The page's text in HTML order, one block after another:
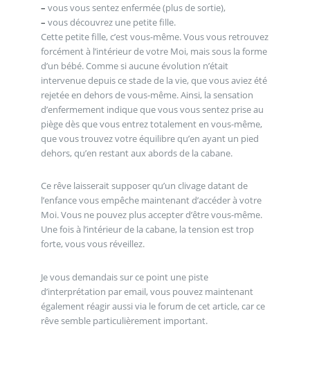
– vous vous sentez enfermée (plus de sortie),
– vous découvrez une petite fille.
Cette petite fille, c’est vous-même. Vous vous retrouvez
forcément à l’intérieur de votre Moi, mais sous la forme
d’un bébé. Comme si aucune évolution n’était
intervenue depuis ce stade de la vie, que vous aviez été
rejetée en dehors de vous-même. Ainsi, la sensation
d’enfermement indique que vous vous sentez prise au
piège dès que vous entrez totalement en vous-même,
que vous trouvez votre équilibre qu’en ayant un pied
dehors, qu’en restant aux abords de la cabane.
Ce rêve laisserait supposer qu’un clivage datant de
l’enfance vous empêche maintenant d’accéder à votre
Moi. Vous ne pouvez plus accepter d’être vous-même.
Une fois à l’intérieur de la cabane, la tension est trop
forte, vous vous réveillez.
Je vous demandais sur ce point une piste
d’interprétation par email, vous pouvez maintenant
également réagir aussi via le forum de cet article, car ce
rêve semble particulièrement important.